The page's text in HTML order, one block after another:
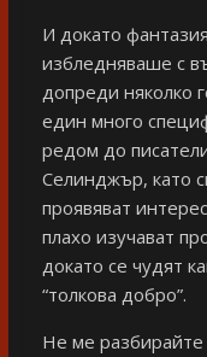
И докато
избледняваше с
допреди няколко
един много
редом до
Селинджър, като
проявяват
плахо изучават
докато се чудят
“толкова добро”.
Не ме